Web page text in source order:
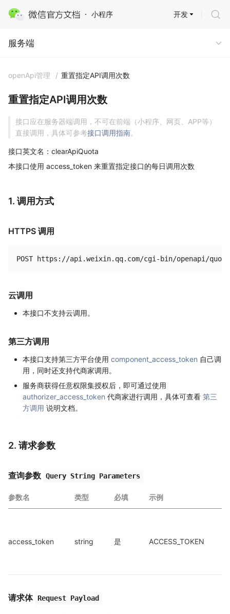
小程序
服务端
开发
服务端
openApi管理 / 重置指定API调用次数
重置指定API调用次数
接口应在服务器端调用，不可在前端（小程序、网页、APP等）
直接调用，具体可参考接口调用指南。
接口英文名：clearApiQuota
本接口使用 access_token 来重置指定接口的每日调用次数
1. 调用方式
HTTPS 调用
云调用
本接口不支持云调用。
第三方调用
本接口支持第三方平台使用 component_access_token 自己调
用，同时还支持代商家调用。
服务商获得任意权限集授权后，即可通过使用
authorizer_access_token 代商家进行调用，具体可查看 第三
方调用 说明文档。
2. 请求参数
查询参数 Query String Parameters
参数名 类型 必填 示例
access_token string 是 ACCESS_TOKEN
请求体 Request Payload